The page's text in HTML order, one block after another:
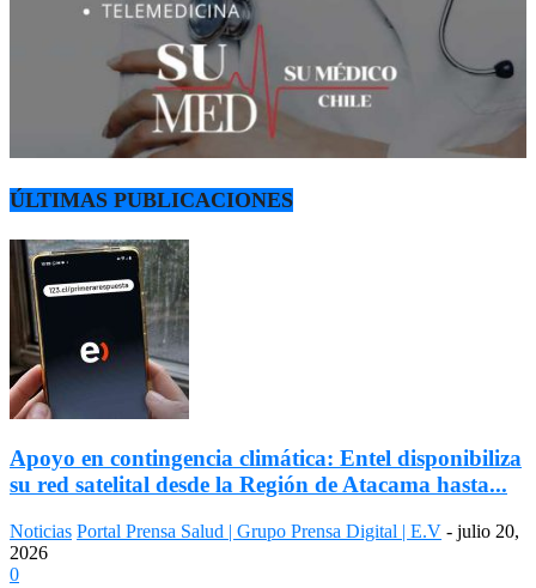
ÚLTIMAS PUBLICACIONES
Apoyo en contingencia climática: Entel disponibiliza
su red satelital desde la Región de Atacama hasta...
Noticias Portal Prensa Salud | Grupo Prensa Digital | E.V - julio 20,
2026
0